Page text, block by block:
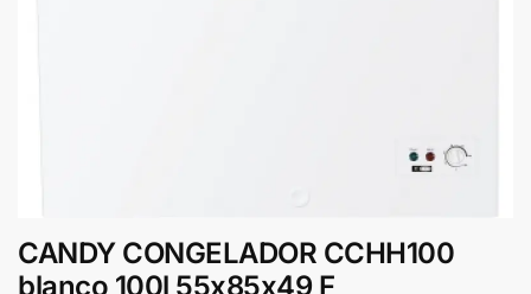
CANDY CONGELADOR CCHH100
blanco 100l 55x85x49 F